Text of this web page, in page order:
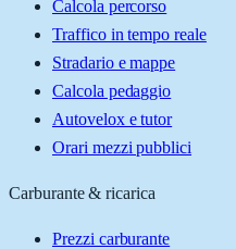
Calcola percorso
Traffico in tempo reale
Stradario e mappe
Calcola pedaggio
Autovelox e tutor
Orari mezzi pubblici
Carburante & ricarica
Prezzi carburante